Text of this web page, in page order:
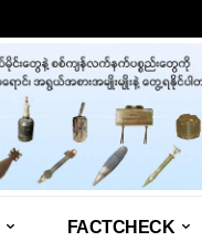
FACTCHECK